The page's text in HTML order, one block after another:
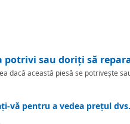
potrivi sau doriți să
dacă această piesă se potrivește
vă pentru a vedea prețul